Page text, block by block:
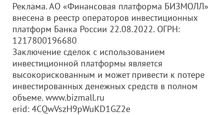
Реклама. АО «Финансовая платформа БИЗМОЛЛ»
внесена в реестр операторов инвестиционных
платформ Банка России 22.08.2022. ОГРН:
1217800196680
Заключение сделок с использованием
инвестиционной платформы является
высокорискованным и может привести к потере
инвестированных денежных средств в полном
объеме. www.bizmall.ru
erid: 4CQwVszH9pWuKD1GZ2e